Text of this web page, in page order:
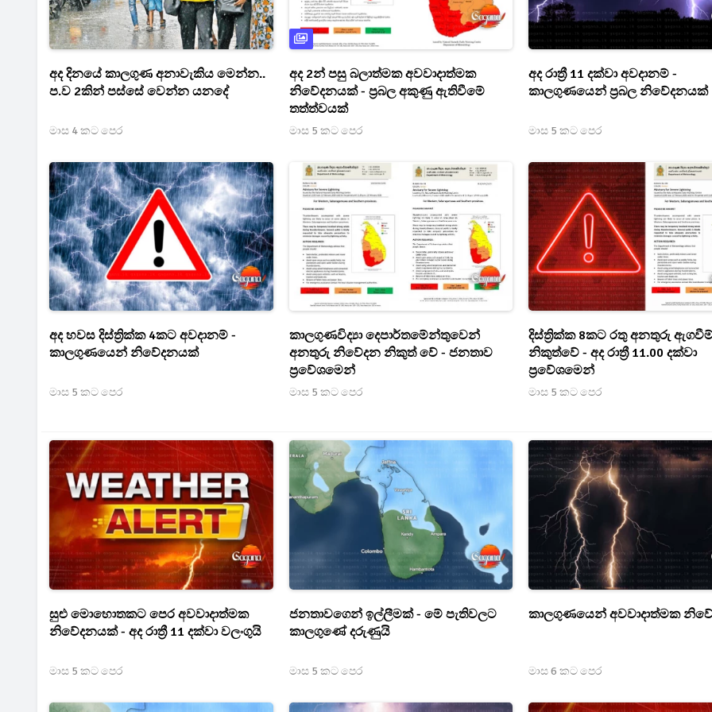
අද දිනයේ කාලගුණ අනාවැකිය මෙන්න..
ප.ව 2කින් පස්සේ වෙන්න යනදේ
මාස 4 කට පෙර
අද 2න් පසු බලාත්මක අවවාදාත්මක
නිවේදනයක් - ප්‍රබල අකුණු ඇතිවීමේ
තත්ත්වයක්
මාස 5 කට පෙර
අද රාත්‍රී 11 දක්වා අවදානම් -
කාලගුණයෙන් ප්‍රබල නිවේදනයක්
මාස 5 කට පෙර
අද හවස දිස්ත්‍රික්ක 4කට අවදානම් -
කාලගුණයෙන් නිවේදනයක්
මාස 5 කට පෙර
කාලගුණවිද්‍යා දෙපාර්තමේන්තුවෙන්
අනතුරු නිවේදන නිකුත් වේ - ජනතාව
ප්‍රවේශමෙන්
මාස 5 කට පෙර
දිස්ත්‍රික්ක 8කට රතු අනතුරු
නිකුත්වේ - අද රාත්‍රී 11.00 දක්වා
ප්‍රවේශමෙන්
මාස 5 කට පෙර
සුළු මොහොතකට පෙර අවවාදාත්මක
නිවේදනයක් - අද රාත්‍රී 11 දක්වා වලංගුයි
මාස 5 කට පෙර
ජනතාවගෙන් ඉල්ලීමක් - මේ පැතිවලට
කාලගුණේ දරුණුයි
මාස 5 කට පෙර
කාලගුණයෙන් අවවාදාත්මක
මාස 6 කට පෙර